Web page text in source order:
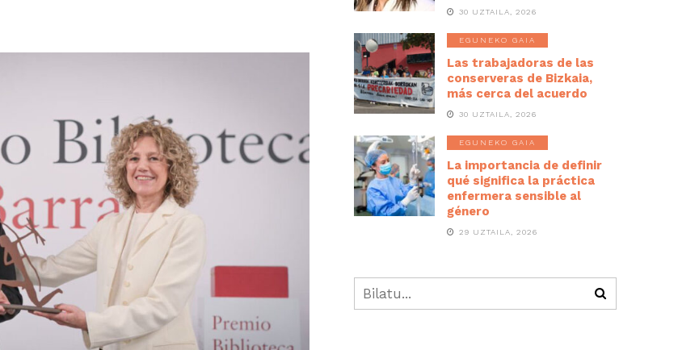
30 UZTAILA, 2026
EGUNEKO GAIA
Las trabajadoras de las
conserveras de Bizkaia,
más cerca del acuerdo
30 UZTAILA, 2026
EGUNEKO GAIA
La importancia de definir
qué significa la práctica
enfermera sensible al
género
29 UZTAILA, 2026